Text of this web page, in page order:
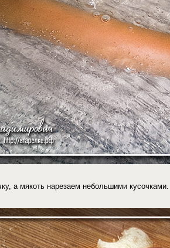
а мякоть нарезаем небольшими кусочками.